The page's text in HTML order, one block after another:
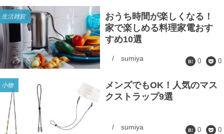
生活雑貨
おうち時間が楽しくなる！
家で楽しめる料理家電おす
すめ10選
/ sumiya 0 0
小物
メンズでもOK！人気のマス
クストラップ9選
/ sumiya 0 0